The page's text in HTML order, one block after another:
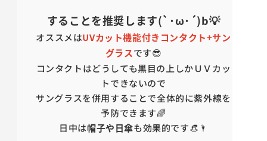
することを推奨します(`･ω･´)b💡
オススメはUVカット機能付きコンタクト+サン
グラスです😎
コンタクトはどうしても黒目の上しかＵＶカッ
トできないので
サングラスを併用することで全体的に紫外線を
予防できます🌈
日中は帽子や日傘も効果的です👒🌂